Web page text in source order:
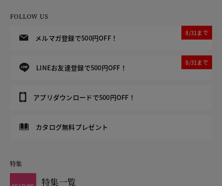
FOLLOW US
メルマガ登録で500円OFF！
8/31まで
LINEお友達登録で500円OFF！
8/31まで
アプリダウンロードで500円OFF！
カタログ無料プレゼント
特集
特集一覧